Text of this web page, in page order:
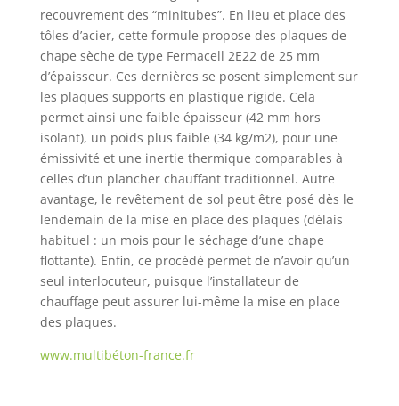
recouvrement des “minitubes”. En lieu et place des
tôles d’acier, cette formule propose des plaques de
chape sèche de type Fermacell 2E22 de 25 mm
d’épaisseur. Ces dernières se posent simplement sur
les plaques supports en plastique rigide. Cela
permet ainsi une faible épaisseur (42 mm hors
isolant), un poids plus faible (34 kg/m2), pour une
émissivité et une inertie thermique comparables à
celles d’un plancher chauffant traditionnel. Autre
avantage, le revêtement de sol peut être posé dès le
lendemain de la mise en place des plaques (délais
habituel : un mois pour le séchage d’une chape
flottante). Enfin, ce procédé permet de n’avoir qu’un
seul interlocuteur, puisque l’installateur de
chauffage peut assurer lui-même la mise en place
des plaques.
www.multibéton-france.fr